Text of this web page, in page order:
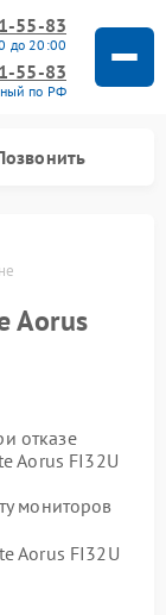
55-83
до 20:00
55-83
по РФ
Aorus
отказе
Aorus FI32U
мониторов
Aorus FI32U